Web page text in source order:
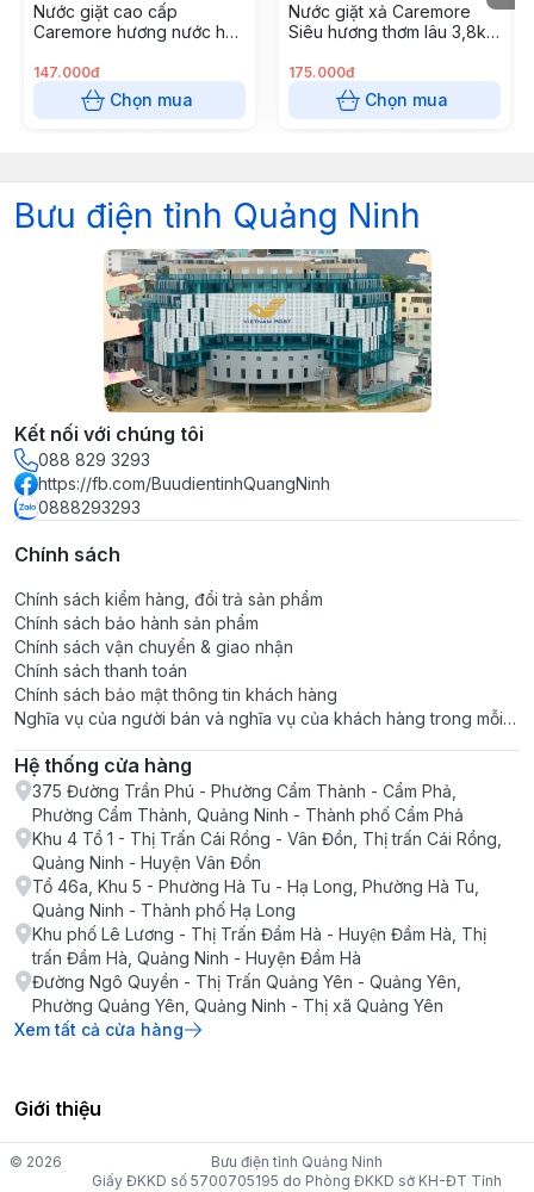
Nước giặt cao cấp
Caremore hương nước hoa
túi/thùng)
147.000đ
Chọn mua
Nước giặt xả Caremore
Siêu hương thơm lâu 3,8kg
175.000đ
Chọn mua
Bưu điện tỉnh Quảng Ninh
Kết nối với chúng tôi
088 829 3293
https://fb.com/BuudientinhQuangNinh
0888293293
Chính sách
Chính sách kiểm hàng, đổi trả sản phẩm
Chính sách bảo hành sản phẩm
Chính sách vận chuyển & giao nhận
Chính sách thanh toán
Chính sách bảo mật thông tin khách hàng
Nghĩa vụ của người bán và nghĩa vụ của khách hàng trong mỗi
Hệ thống cửa hàng
375 Đường Trần Phú - Phường Cẩm Thành - Cẩm Phả,
Phường Cẩm Thành, Quảng Ninh - Thành phố Cẩm Phả
Khu 4 Tổ 1 - Thị Trấn Cái Rồng - Vân Đồn, Thị trấn Cái Rồng,
Quảng Ninh - Huyện Vân Đồn
Tổ 46a, Khu 5 - Phường Hà Tu - Hạ Long, Phường Hà Tu,
Quảng Ninh - Thành phố Hạ Long
Khu phố Lê Lương - Thị Trấn Đầm Hà - Huyện Đầm Hà, Thị
trấn Đầm Hà, Quảng Ninh - Huyện Đầm Hà
Đường Ngô Quyền - Thị Trấn Quảng Yên - Quảng Yên,
Phường Quảng Yên, Quảng Ninh - Thị xã Quảng Yên
Xem tất cả cửa hàng
Giới thiệu
© 2026
Bưu điện tỉnh Quảng Ninh
Giấy ĐKKD số 5700705195 do Phòng ĐKKD sở KH-ĐT Tỉnh